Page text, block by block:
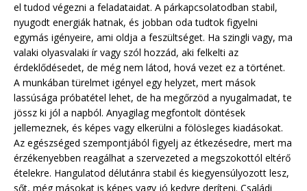
el tudod végezni a feladataidat. A párkapcsolatodban stabil,
nyugodt energiák hatnak, és jobban oda tudtok figyelni
egymás igényeire, ami oldja a feszültséget. Ha szingli vagy, ma
valaki olyasvalaki ír vagy szól hozzád, aki felkelti az
érdeklődésedet, de még nem látod, hová vezet ez a történet.
A munkában türelmet igényel egy helyzet, mert mások
lassúsága próbatétel lehet, de ha megőrzöd a nyugalmadat, te
jössz ki jól a napból. Anyagilag megfontolt döntések
jellemeznek, és képes vagy elkerülni a fölösleges kiadásokat.
Az egészséged szempontjából figyelj az étkezésedre, mert ma
érzékenyebben reagálhat a szervezeted a megszokottól eltérő
ételekre. Hangulatod délutánra stabil és kiegyensúlyozott lesz,
sőt, még másokat is képes vagy jó kedvre deríteni. Családi